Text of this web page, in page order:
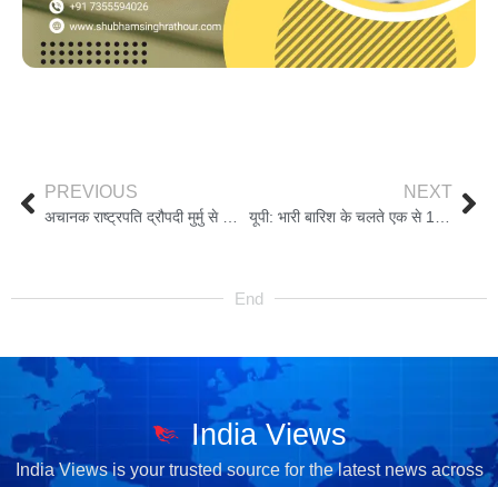
PREVIOUS NEXT
End
India Views
India Views is your trusted source for the latest news across